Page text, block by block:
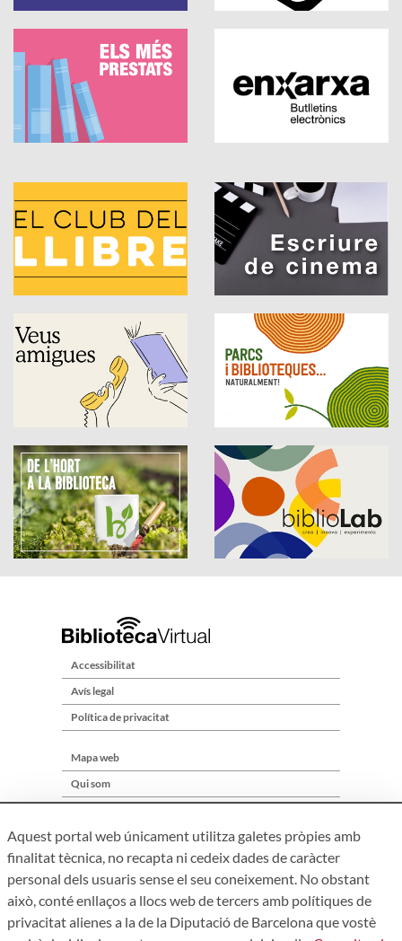
Accessibilitat
Avís legal
Política de privacitat
Mapa web
Qui som
Aquest portal web únicament utilitza galetes pròpies amb
finalitat tècnica, no recapta ni cedeix dades de caràcter
personal dels usuaris sense el seu coneixement. No obstant
això, conté enllaços a llocs web de tercers amb polítiques de
privacitat alienes a la de la Diputació de Barcelona que vostè